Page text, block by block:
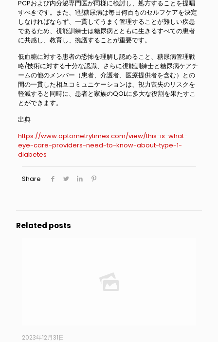
PCPおよび内分泌専門医が同様に検討し、処方することを提唱
すべきです。また、1型糖尿病は毎日何百ものセルフケアを決定
しなければならず、一貫してうまく管理することが難しい疾患
であるため、視能訓練士は糖尿病とともに生きるすべての患者
に共感し、教育し、擁護することが重要です。
低血糖に対する患者の恐怖を理解し認めること、糖尿病管理戦
略/技術に対する十分な認識、さらに視能訓練士と糖尿病ケアチ
ームの他のメンバー（患者、介護者、医療提供者を含む）との
間の一貫した相互コミュニケーションは、視力喪失のリスクを
軽減すると同時に、患者と家族のQOLに多大な役割を果たすこ
とができます。
出典
https://www.optometrytimes.com/view/this-is-what-
eye-care-providers-need-to-know-about-type-1-
diabetes
Share
Related posts
2023年12月31日